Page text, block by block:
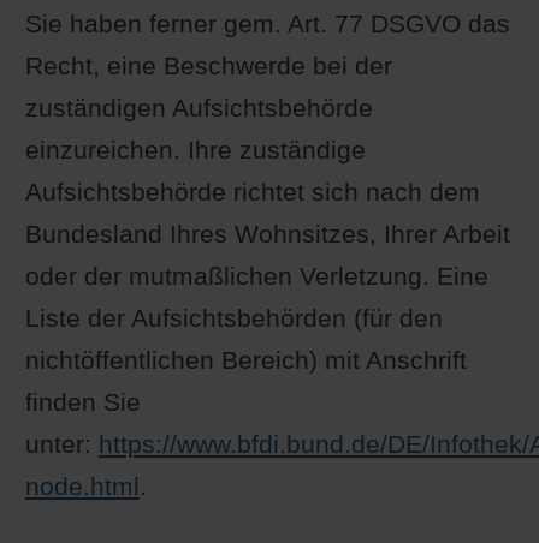
Sie haben ferner gem. Art. 77 DSGVO das
Recht, eine Beschwerde bei der
zuständigen Aufsichtsbehörde
einzureichen. Ihre zuständige
Aufsichtsbehörde richtet sich nach dem
Bundesland Ihres Wohnsitzes, Ihrer Arbeit
oder der mutmaßlichen Verletzung. Eine
Liste der Aufsichtsbehörden (für den
nichtöffentlichen Bereich) mit Anschrift
finden Sie
unter: https://www.bfdi.bund.de/DE/
node.html.